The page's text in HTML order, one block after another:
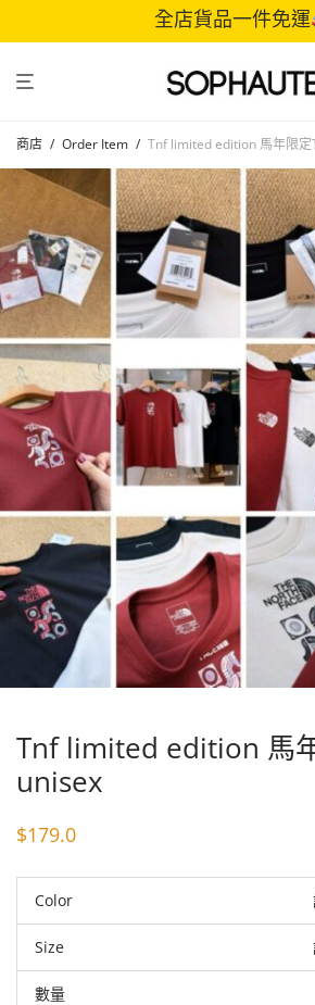
全店貨品一件免運
商店 / Order Item / Tnf limited edition 馬年限
Tnf limited edition 馬
unisex
$179.0
Color
Size
數量